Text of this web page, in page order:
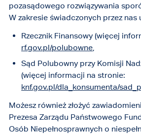
pozasądowego rozwiązywania
W zakresie świadczonych przez nas
Rzecznik Finansowy (więcej
rf.gov.pl/polubowne
Sąd Polubowny przy Komisji
(więcej informacji na stronie:
knf.gov.pl/dla_konsumenta/
Możesz również złożyć
Prezesa Zarządu Państwowego
Osób Niepełnosprawnych o